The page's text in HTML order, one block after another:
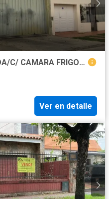
GALPON BARRIO LA FLORIDA/C/ CAMARA FRIGORIFICA /VALLE HERMOSO 1023
Ver en detalle